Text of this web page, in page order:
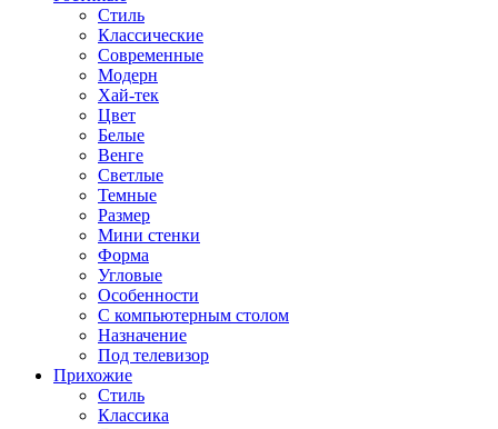
Стиль
Классические
Современные
Модерн
Хай-тек
Цвет
Белые
Венге
Светлые
Темные
Размер
Мини стенки
Форма
Угловые
Особенности
С компьютерным столом
Назначение
Под телевизор
Прихожие
Стиль
Классика